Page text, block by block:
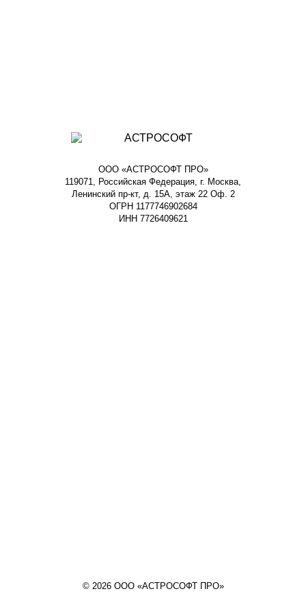
ООО «АСТРОСОФТ ПРО»
119071, Российская Федерация, г. Москва,
Ленинский пр-кт, д. 15А, этаж 22 Оф. 2
ОГРН 1177746902684
ИНН 7726409621
© 2026 ООО «АСТРОСОФТ ПРО»